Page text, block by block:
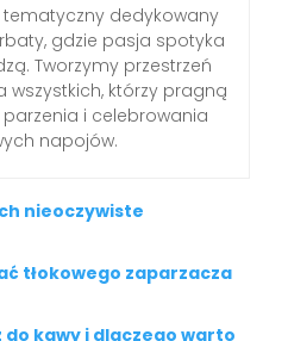
dedykowany
gdzie pasja spotyka
Tworzymy przestrzeń
wszystkich, którzy pragną
parzenia i celebrowania
napojów.
nieoczywiste
tłokowego zaparzacza
do kawy i dlaczego warto